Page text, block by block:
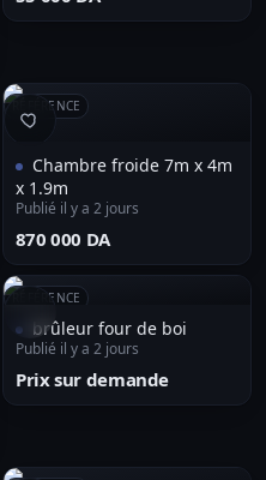
RÉFÉRENCE
Chambre froide 7m x 4m
x 1.9m
Publié il y a 2 jours
⁦870 000 DA⁩
RÉFÉRENCE
brûleur four de boi
Publié il y a 2 jours
Prix sur demande